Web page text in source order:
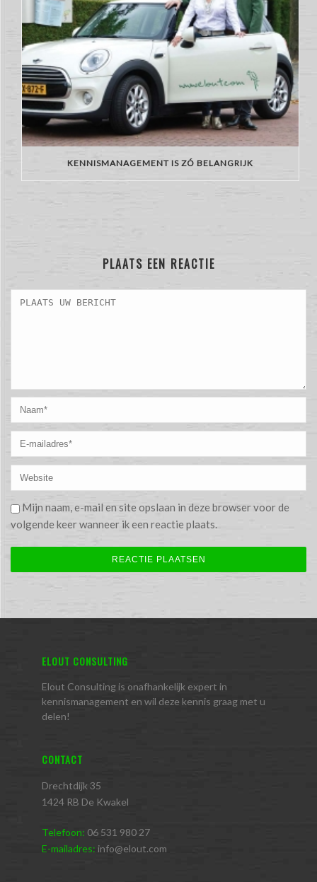
KENNISMANAGEMENT IS ZÓ BELANGRIJK
PLAATS EEN REACTIE
Mijn naam, e-mail en site opslaan in deze browser voor de
volgende keer wanneer ik een reactie plaats.
ELOUT CONSULTING
Elout Consulting is onafhankelijk expert in
kennismanagement en wil deze kennis graag met u
delen!
CONTACT
Drechtdijk 35
1424 RB De Kwakel
Telefoon: 06 531 980 27
E-mailadres: info@elout.com